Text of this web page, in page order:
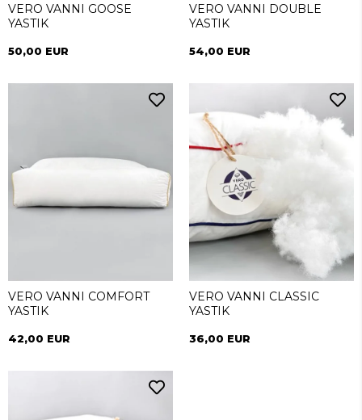
VERO VANNI GOOSE
YASTIK
50,00 EUR
VERO VANNI DOUBLE
YASTIK
54,00 EUR
VERO VANNI COMFORT
YASTIK
42,00 EUR
VERO VANNI CLASSIC
YASTIK
36,00 EUR